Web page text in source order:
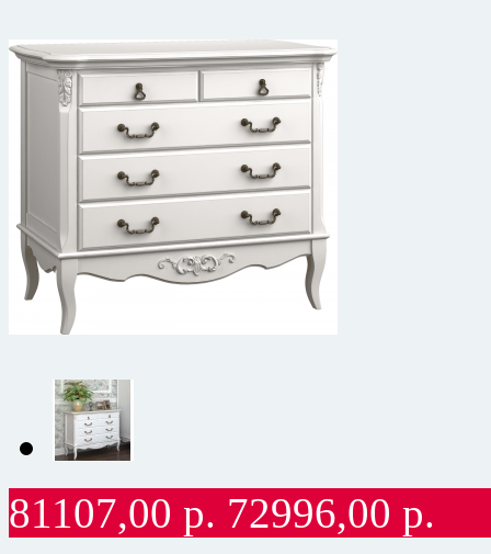
81107,00 р. 72996,00 р.